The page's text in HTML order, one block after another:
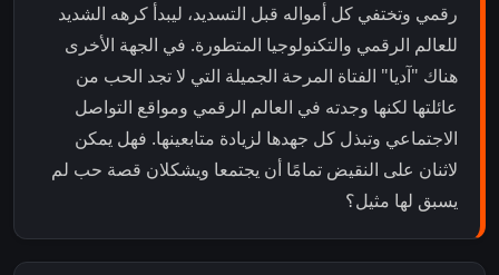
رقمي وتختفي كل أمواله قبل التسديد، ليبدأ كرهه الشديد
للعالم الرقمي والتكنولوجيا المتطورة. في الجهة الأخرى
هناك "آديا" الفتاة المرحة الجميلة التي لا تجد الحب من
عائلتها لكنها وجدته في العالم الرقمي ومواقع التواصل
الاجتماعي وتبذل كل جهدها لزيادة متابعينها. فهل يمكن
لاثنان على النقيض تمامًا أن يجتمعا ويشكلان قصة حب لم
يسبق لها مثيل؟